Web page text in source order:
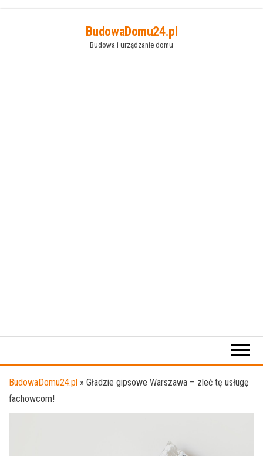
BudowaDomu24.pl
Budowa i urządzanie domu
BudowaDomu24.pl » Gładzie gipsowe Warszawa – zleć tę usługę
fachowcom!